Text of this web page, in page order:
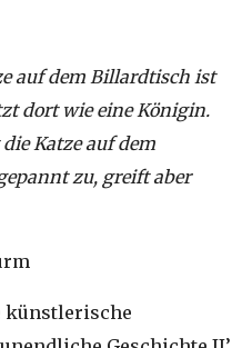
auf dem Billardtisch ist
dort wie eine Königin.
Katze auf dem
zu, greift aber
künstlerische